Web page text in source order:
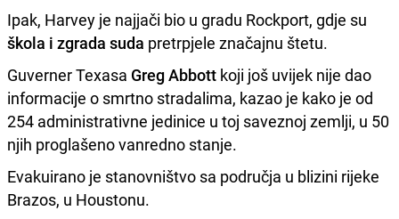
Ipak, Harvey je najjači bio u gradu Rockport, gdje su
škola i zgrada suda pretrpjele značajnu štetu.
Guverner Texasa Greg Abbott koji još uvijek nije dao
informacije o smrtno stradalima, kazao je kako je od
254 administrativne jedinice u toj saveznoj zemlji, u 50
njih proglašeno vanredno stanje.
Evakuirano je stanovništvo sa područja u blizini rijeke
Brazos, u Houstonu.